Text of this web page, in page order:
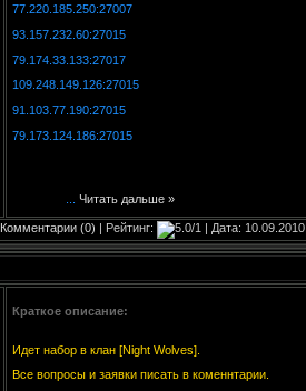
77.220.185.250:27007
93.157.232.60:27015
79.174.33.133:27017
109.248.149.126:27015
91.103.77.190:27015
79.173.124.186:27015
Читать дальше »
Комментарии (0) | Рейтинг: | Дата: 10.09.2010
Краткое описание:
Идет набор в клан [Night Wolves].
Все вопросы и заявки писать в коменнтарии.